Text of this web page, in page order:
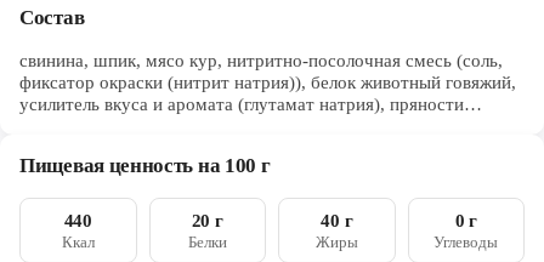
Рыбинск
Череповец
Ярославль
Состав
свинина, шпик, мясо кур, нитритно-посолочная смесь (соль,
фиксатор окраски (нитрит натрия)), белок животный говяжий,
усилитель вкуса и аромата (глутамат натрия), пряности
глюкоза, краситель (кармины), стартовая культура
Пищевая ценность на 100 г
440
Ккал
20 г
Белки
40 г
Жиры
0 г
Углеводы